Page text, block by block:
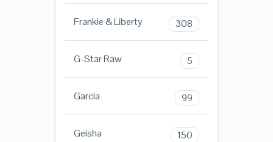
Frankie & Liberty 308
G-Star Raw 5
Garcia 99
Geisha 150